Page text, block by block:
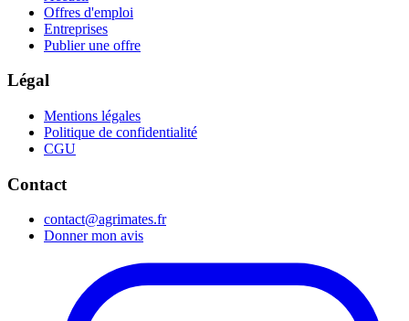
Offres d'emploi
Entreprises
Publier une offre
Légal
Mentions légales
Politique de confidentialité
CGU
Contact
contact@agrimates.fr
Donner mon avis